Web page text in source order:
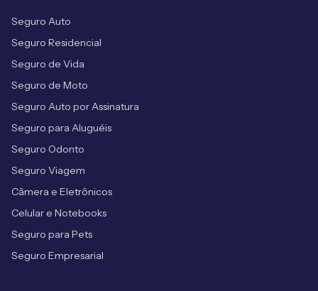
Seguro Auto
Seguro Residencial
Seguro de Vida
Seguro de Moto
Seguro Auto por Assinatura
Seguro para Aluguéis
Seguro Odonto
Seguro Viagem
Câmera e Eletrônicos
Celular e Notebooks
Seguro para Pets
Seguro Empresarial